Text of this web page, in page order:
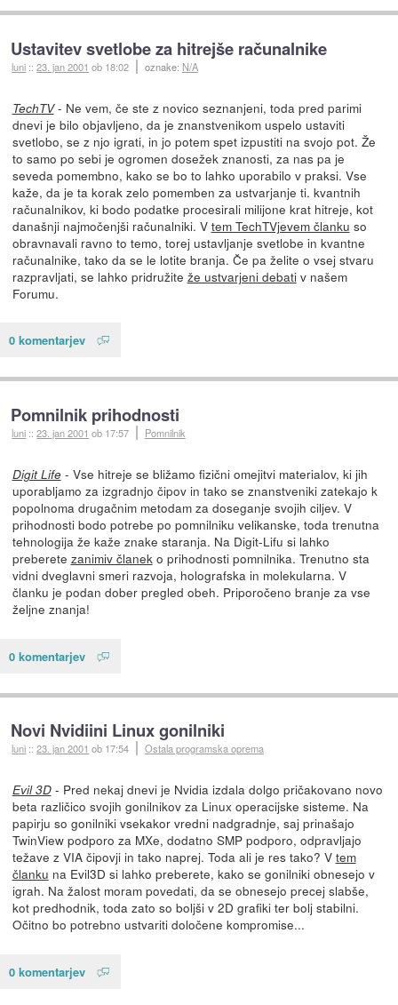
Ustavitev svetlobe za hitrejše računalnike
luni ::23. jan 2001 ob 18:02 oznake: N/A
TechTV- Ne vem, če ste z novico seznanjeni, toda pred parimi
dnevi je bilo objavljeno, da je znanstvenikom uspelo ustaviti
svetlobo, se z njo igrati, in jo potem spet izpustiti na svojo pot. Že
to samo po sebi je ogromen dosežek znanosti, za nas pa je
seveda pomembno, kako se bo to lahko uporabilo v praksi. Vse
kaže, da je ta korak zelo pomemben za ustvarjanje ti. kvantnih
računalnikov, ki bodo podatke procesirali milijone krat hitreje, kot
današnji najmočenjši računalniki. V tem TechTVjevem članku so
obravnavali ravno to temo, torej ustavljanje svetlobe in kvantne
računalnike, tako da se le lotite branja. Če pa želite o vsej stvaru
razpravljati, se lahko pridružite že ustvarjeni debativ našem
Forumu.
0 komentarjev
Pomnilnik prihodnosti
luni ::23. jan 2001 ob 17:57 Pomnilnik
Digit Life- Vse hitreje se bližamo fizični omejitvi materialov, ki jih
uporabljamo za izgradnjo čipov in tako se znanstveniki zatekajo k
popolnoma drugačnim metodam za doseganje svojih ciljev. V
prihodnosti bodo potrebe po pomnilniku velikanske, toda trenutna
tehnologija že kaže znake staranja. Na Digit-Lifu si lahko
preberete zanimiv članek o prihodnosti pomnilnika. Trenutno sta
vidni dveglavni smeri razvoja, holografska in molekularna. V
članku je podan dober pregled obeh. Priporočeno branje za vse
željne znanja!
0 komentarjev
Novi Nvidiini Linux gonilniki
luni ::23. jan 2001 ob 17:54 Ostala programska oprema
Evil 3D- Pred nekaj dnevi je Nvidia izdala dolgo pričakovano novo
beta različico svojih gonilnikov za Linux operacijske sisteme. Na
papirju so gonilniki vsekakor vredni nadgradnje, saj prinašajo
TwinView podporo za MXe, dodatno SMP podporo, odpravljajo
težave z VIA čipovji in tako naprej. Toda ali je res tako? V tem
članku na Evil3D si lahko preberete, kako se gonilniki obnesejo v
igrah. Na žalost moram povedati, da se obnesejo precej slabše,
kot predhodnik, toda zato so boljši v 2D grafiki ter bolj stabilni.
Očitno bo potrebno ustvariti določene kompromise...
0 komentarjev